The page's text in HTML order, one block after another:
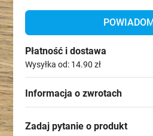
Płatność i dostawa
Wysyłka od: 14.90 zł
Informacja o zwrotach
Zadaj pytanie o produkt